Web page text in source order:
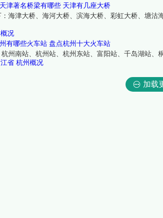
津著名桥梁有哪些 天津有几座大桥
海津大桥、海河大桥、滨海大桥、彩虹大桥、塘
况
有哪些火车站 盘点杭州十大火车站
州南站、杭州站、杭州东站、富阳站、千岛湖站、
省 杭州概况
加载